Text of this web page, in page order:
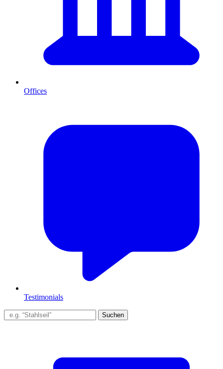
Offices
Testimonials
Suchen